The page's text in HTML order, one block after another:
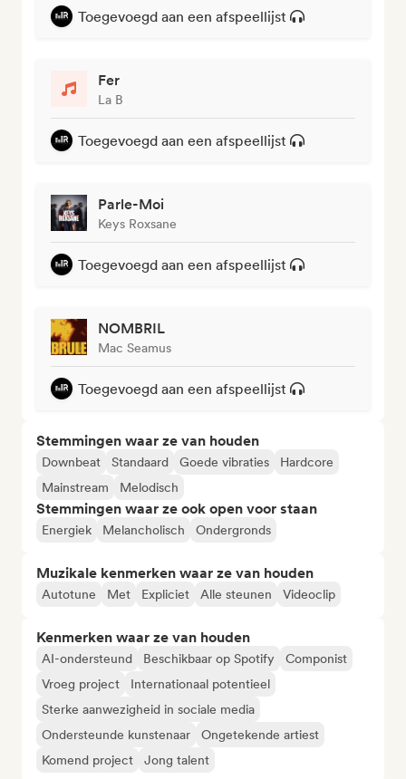
Toegevoegd aan een afspeellijst
Fer
La B
Toegevoegd aan een afspeellijst
Parle-Moi
Keys Roxsane
Toegevoegd aan een afspeellijst
NOMBRIL
Mac Seamus
Toegevoegd aan een afspeellijst
Stemmingen waar ze van houden
Downbeat Standaard Goede vibraties
Hardcore
Mainstream
Melodisch
Stemmingen waar ze ook open voor staan
Energiek Melancholisch Ondergronds
Muzikale kenmerken waar ze van houden
Autotune Met Expliciet Alle steunen Videoclip
Kenmerken waar ze van houden
AI-ondersteund Beschikbaar op Spotify
Componist
Vroeg project
Internationaal potentieel
Sterke aanwezigheid in sociale media
Ondersteunde kunstenaar
Ongetekende artiest
Komend project
Jong talent